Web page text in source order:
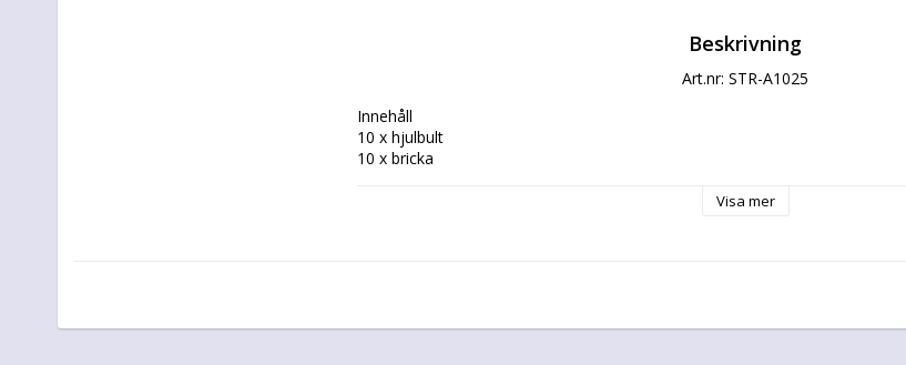
Beskrivning
Art.nr: STR-A1025
Innehåll
10 x hjulbult
10 x bricka
Visa mer